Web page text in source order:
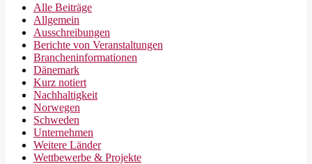
Alle Beiträge
Allgemein
Ausschreibungen
Berichte von Veranstaltungen
Brancheninformationen
Dänemark
Kurz notiert
Nachhaltigkeit
Norwegen
Schweden
Unternehmen
Weitere Länder
Wettbewerbe & Projekte